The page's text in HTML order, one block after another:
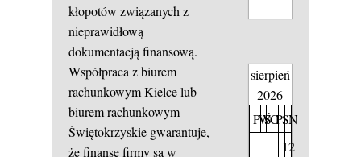
kłopotów związanych z
nieprawidłową
dokumentacją finansową.
Współpraca z biurem
rachunkowym Kielce lub
biurem rachunkowym
Świętokrzyskie gwarantuje,
że finanse firmy są w
sierpień
2026
PW
ŚCPSN
12